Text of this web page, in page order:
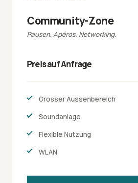
Community-Zone
Pausen. Apéros. Networking.
Preis auf Anfrage
Grosser Aussenbereich
Soundanlage
Flexible Nutzung
WLAN